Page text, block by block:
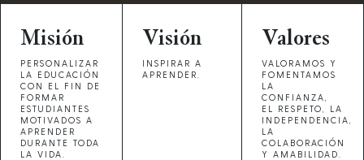
Misión
PERSONALIZAR
LA EDUCACIÓN
CON EL FIN DE
FORMAR
ESTUDIANTES
MOTIVADOS A
APRENDER
DURANTE TODA
LA VIDA.
Visión
INSPIRAR A
APRENDER.
Valores
VALORAMOS Y
FOMENTAMOS
LA
CONFIANZA,
EL RESPETO, LA
INDEPENDENCIA,
LA
COLABORACIÓN
Y AMABILIDAD.